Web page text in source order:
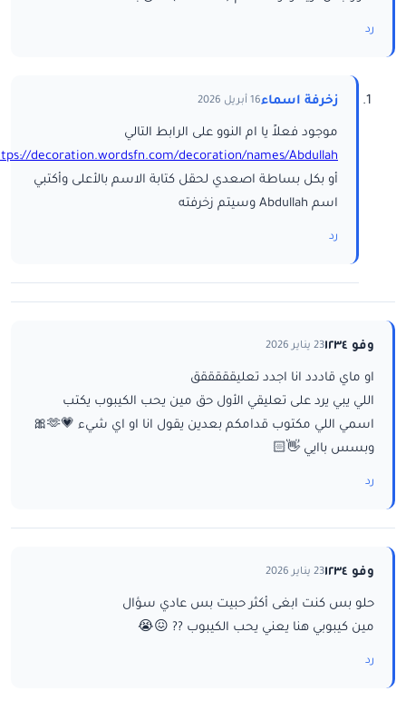
رد
زخرفة اسماء16 أبريل 2026
موجود فعلاً يا ام النوو على الرابط التالي
decoration.wordsfn.com/decoration/names/Abdullah/
أو بكل بساطة اصعدي لحقل كتابة الاسم بالأعلى وأكتبي
اسم Abdullah وسيتم زخرفته
رد
وفو ١٢٣٤ 23 يناير 2026
او ماي قاددد انا اجدد تعليقققققق
اللي يبي يرد على تعليقي الأول حق مين يحب الكيبوب يكتب
اسمي اللي مكتوب قدامكم بعدين يقول انا او اي شيء 💗🫶🎀
وبسس باايي 👋🏻
رد
وفو ١٢٣٤ 23 يناير 2026
حلو بس كنت ابغى أكثر حبيت بس عادي سؤال
مين كيبوبي هنا يعني يحب الكيبوب ?? 😖😭
رد